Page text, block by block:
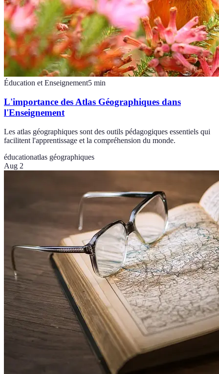
Éducation et Enseignement5 min
L'importance des Atlas Géographiques dans
l'Enseignement
Les atlas géographiques sont des outils pédagogiques essentiels qui
facilitent l'apprentissage et la compréhension du monde.
éducationatlas géographiques
Aug 2